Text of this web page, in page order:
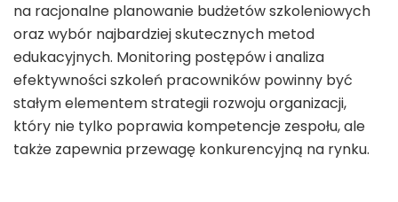
na racjonalne planowanie budżetów szkoleniowych
oraz wybór najbardziej skutecznych metod
edukacyjnych. Monitoring postępów i analiza
efektywności szkoleń pracowników powinny być
stałym elementem strategii rozwoju organizacji,
który nie tylko poprawia kompetencje zespołu, ale
także zapewnia przewagę konkurencyjną na rynku.